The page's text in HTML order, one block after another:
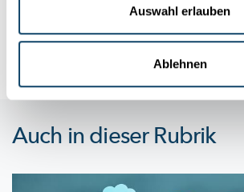
Auswahl erlauben
Ablehnen
Sergio Coronado und sein Team werden für
Auch in dieser Rubrik